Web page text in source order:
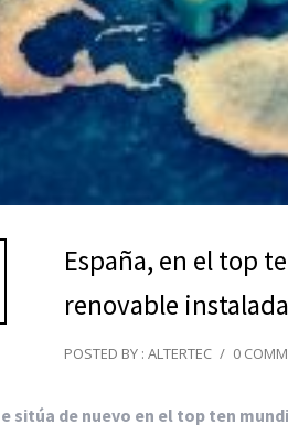
España, en el top
renovable instalada
POSTED BY : ALTERTEC / 0
sitúa de nuevo en el top ten